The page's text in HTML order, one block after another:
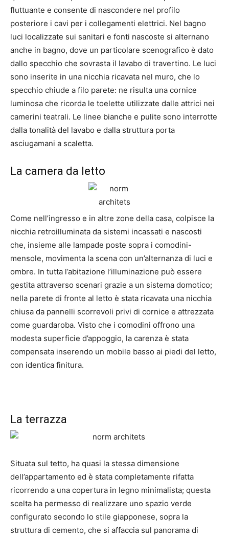
fluttuante e consente di nascondere nel profilo
posteriore i cavi per i collegamenti elettrici. Nel bagno
luci localizzate sui sanitari e fonti nascoste si alternano
anche in bagno, dove un particolare scenografico è dato
dallo specchio che sovrasta il lavabo di travertino. Le luci
sono inserite in una nicchia ricavata nel muro, che lo
specchio chiude a filo parete: ne risulta una cornice
luminosa che ricorda le toelette utilizzate dalle attrici nei
camerini teatrali. Le linee bianche e pulite sono interrotte
dalla tonalità del lavabo e dalla struttura porta
asciugamani a scaletta.
La camera da letto
Come nell’ingresso e in altre zone della casa, colpisce la
nicchia retroilluminata da sistemi incassati e nascosti
che, insieme alle lampade poste sopra i comodini-
mensole, movimenta la scena con un’alternanza di luci e
ombre. In tutta l’abitazione l’illuminazione può essere
gestita attraverso scenari grazie a un sistema domotico;
nella parete di fronte al letto è stata ricavata una nicchia
chiusa da pannelli scorrevoli privi di cornice e attrezzata
come guardaroba. Visto che i comodini offrono una
modesta superficie d’appoggio, la carenza è stata
compensata inserendo un mobile basso ai piedi del letto,
con identica finitura.
La terrazza
Situata sul tetto, ha quasi la stessa dimensione
dell’appartamento ed è stata completamente rifatta
ricorrendo a una copertura in legno minimalista; questa
scelta ha permesso di realizzare uno spazio verde
configurato secondo lo stile giapponese, sopra la
struttura di cemento, che si affaccia sul panorama di